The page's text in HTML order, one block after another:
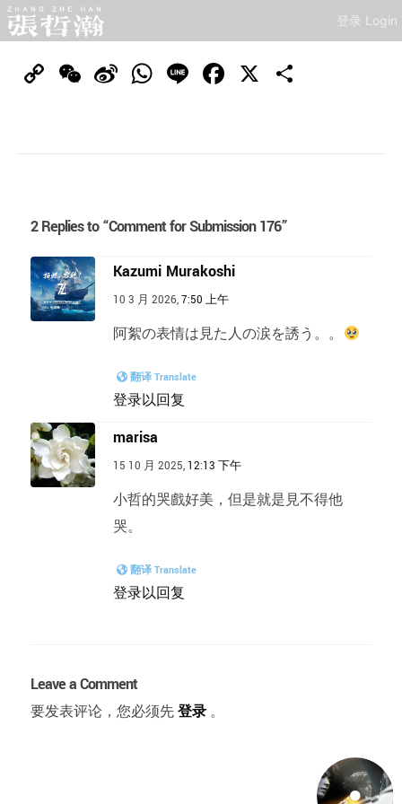
登录 Login
CopyWeChat
SinaWhatsApp
Line Facebook
X
2 Replies to “Comment for Submission 176”
Kazumi Murakoshi
10 3 月 2026,7:50 上午
阿絮の表情は見た人の涙を誘う。。
翻译 Translate
登录以回复
marisa
15 10 月 2025, 12:13 下午
小哲的哭戲好美，但是就是見不得他
哭。
翻译 Translate
登录以回复
Leave a Comment
要发表评论，您必须先 登录 。